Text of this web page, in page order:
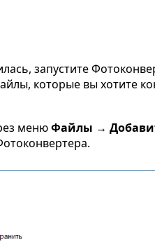
запустите
которые вы хотите
менюФайлы →